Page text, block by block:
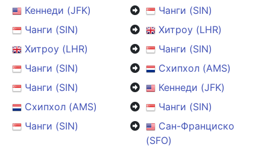
Кеннеди (JFK)
Чанги (SIN)
Чанги (SIN)
Хитроу (LHR)
Хитроу (LHR)
Чанги (SIN)
Чанги (SIN)
Схипхол (AMS)
Чанги (SIN)
Кеннеди (JFK)
Схипхол (AMS)
Чанги (SIN)
Чанги (SIN)
Сан-Франциско
(SFO)